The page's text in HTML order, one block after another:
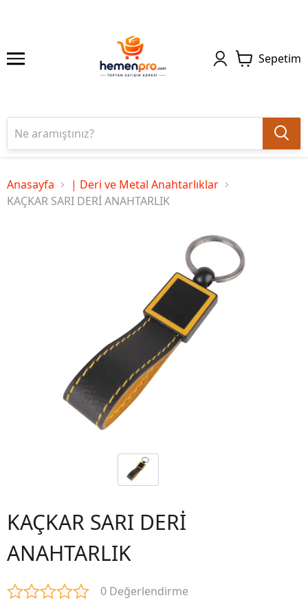
Sepetim
Anasayfa
| Deri ve Metal Anahtarlıklar
KAÇKAR SARI DERİ ANAHTARLIK
KAÇKAR SARI DERİ
ANAHTARLIK
0 Değerlendirme